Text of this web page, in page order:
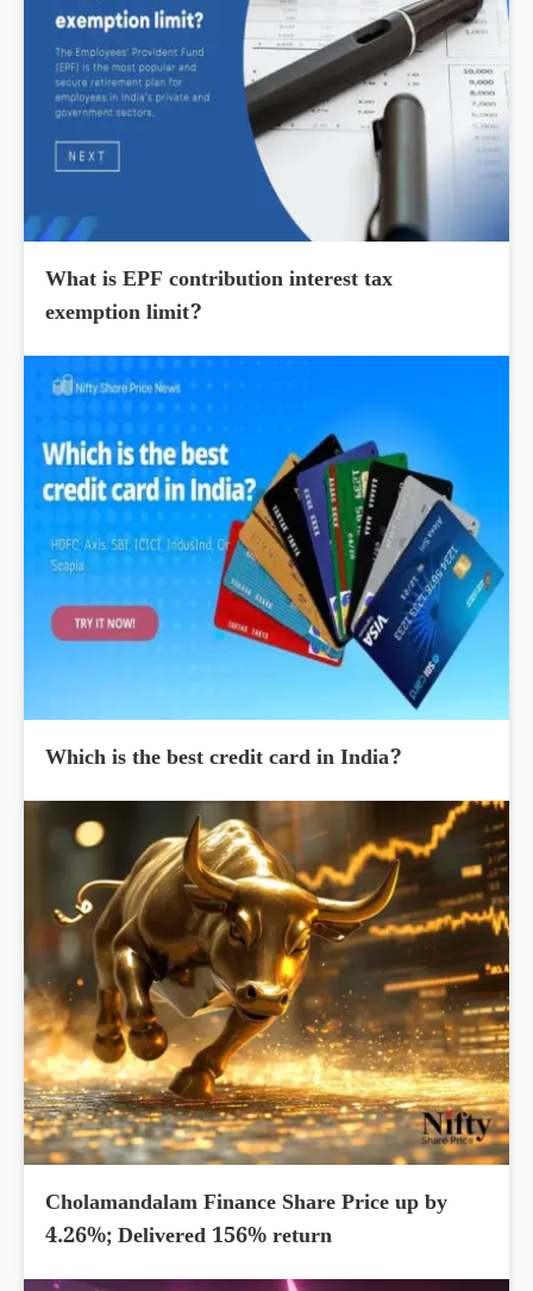
What is EPF contribution interest tax
exemption limit?
Which is the best credit card in India?
Cholamandalam Finance Share Price up by
4.26%; Delivered 156% return